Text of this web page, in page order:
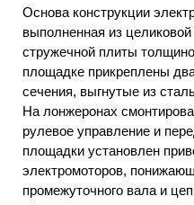
Основа конструкции
выполненная из
стружечной плиты
площадке прикреплены
сечения, выгнутые из
На лонжеронах
рулевое управление и
площадки установлен
электромоторов,
промежуточного вала и